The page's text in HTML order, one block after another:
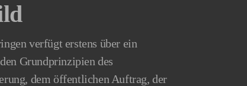
verfügt erstens über ein
Grundprinzipien des
dem öffentlichen Auftrag, der